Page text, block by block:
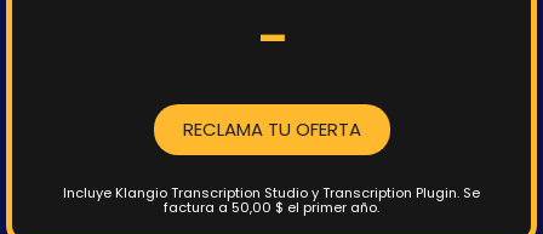
-
RECLAMA TU OFERTA
Incluye Klangio Transcription Studio y Transcription Plugin. Se
factura a 50,00 $ el primer año.